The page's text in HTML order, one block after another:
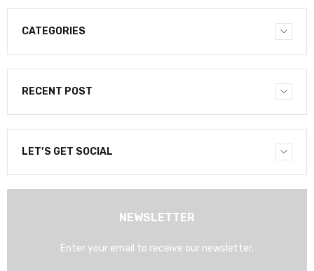
CATEGORIES
RECENT POST
LET’S GET SOCIAL
NEWSLETTER
Enter your email to receive our newsletter.